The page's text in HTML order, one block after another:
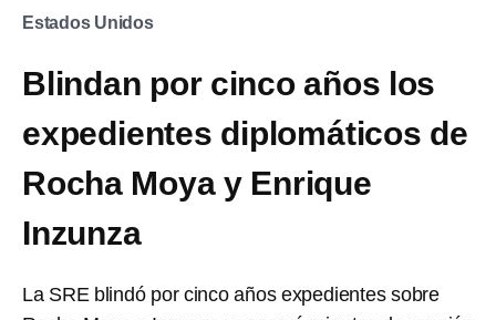
Estados Unidos
Blindan por cinco años los
expedientes diplomáticos de
Rocha Moya y Enrique
Inzunza
La SRE blindó por cinco años expedientes sobre